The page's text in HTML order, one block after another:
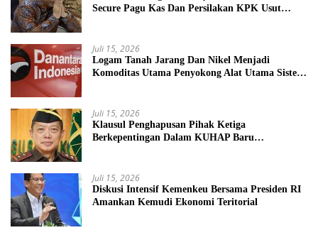
Secure Pagu Kas Dan Persilakan KPK Usut
Juli 15, 2026
Logam Tanah Jarang Dan Nikel Menjadi
Komoditas Utama Penyokong Alat Utama Sistem
Juli 15, 2026
Klausul Penghapusan Pihak Ketiga
Berkepentingan Dalam KUHAP Baru
Juli 15, 2026
Diskusi Intensif Kemenkeu Bersama Presiden RI
Amankan Kemudi Ekonomi Teritorial